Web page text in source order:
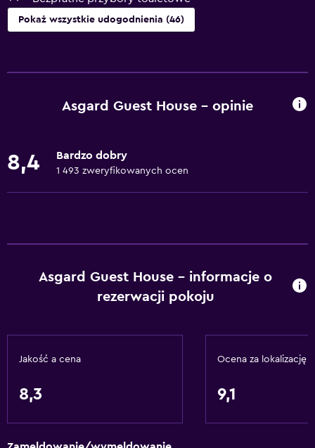
Pokaż wszystkie udogodnienia (46)
Darmowe Wi-Fi
Pościel
Czujniki dymu
Dostępność
Asgard Guest House – opinie
8,4 Bardzo dobry
1 493 zweryfikowanych ocen
Asgard Guest House – informacje o
rezerwacji pokoju
Jakość a cena
8,3
Ocena za lokalizację
9,1